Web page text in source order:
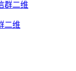
二维